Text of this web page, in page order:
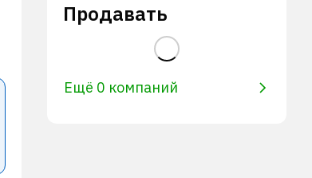
Продавать
Ещё 0 компаний